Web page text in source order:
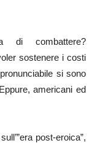
di combattere?
sostenere i costi
si sono
americani ed
post-eroica”,